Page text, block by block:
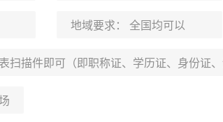
地域要求： 全国均可以
扫描件即可（即职称证、学历证、身份证、